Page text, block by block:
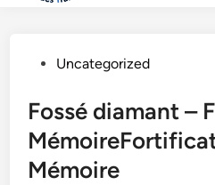
PostedUncategorized
Fossé diamant –
Mémoire